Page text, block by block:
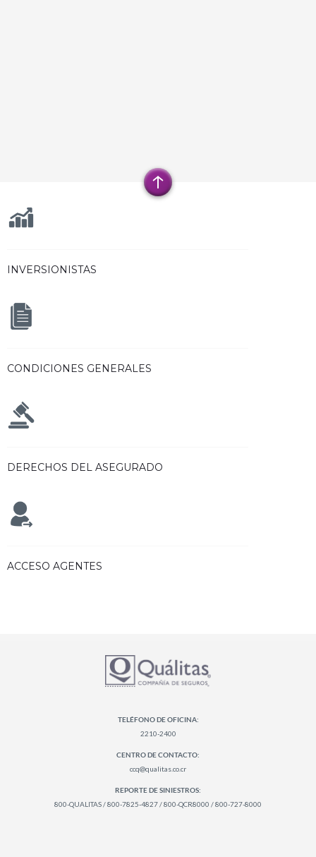
INVERSIONISTAS
CONDICIONES GENERALES
DERECHOS DEL ASEGURADO
ACCESO AGENTES
TELÉFONO DE OFICINA:
2210-2400
CENTRO DE CONTACTO:
ccq@qualitas.co.cr
REPORTE DE SINIESTROS:
800-QUALITAS / 800-7825-4827 / 800-QCR8000 / 800-727-8000